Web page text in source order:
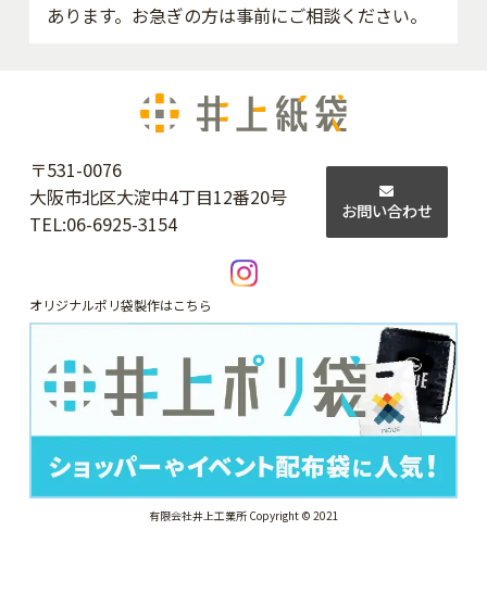
あります。お急ぎの方は事前にご相談ください。
〒531-0076
大阪市北区大淀中4丁目12番20号
TEL:06-6925-3154
お問い合わせ
オリジナルポリ袋製作はこちら
有限会社井上工業所 Copyright © 2021